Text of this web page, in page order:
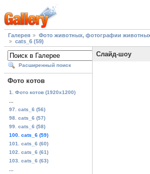
Галерея
Фото животных, фотографии
cats_6 (59)
Расширенный поиск
Фото котов
1. Фото котов (1920х1200)
97. cats_6 (56)
98. cats_6 (57)
99. cats_6 (58)
100. cats_6 (59)
101. cats_6 (60)
102. cats_6 (61)
103. cats_6 (63)
Слайд-шоу